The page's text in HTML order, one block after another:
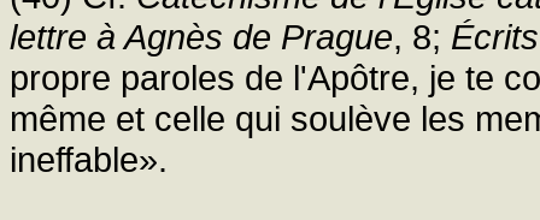
lettre à Agnès de Prague, 8; Écrits
propre paroles de l'Apôtre, je te
même et celle qui soulève les
ineffable».